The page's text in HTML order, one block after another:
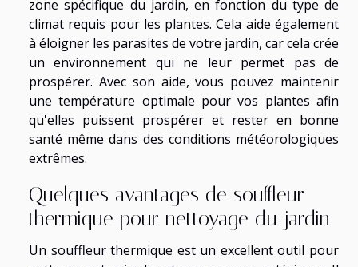
zone spécifique du jardin, en fonction du type de
climat requis pour les plantes. Cela aide également
à éloigner les parasites de votre jardin, car cela crée
un environnement qui ne leur permet pas de
prospérer. Avec son aide, vous pouvez maintenir
une température optimale pour vos plantes afin
qu'elles puissent prospérer et rester en bonne
santé même dans des conditions météorologiques
extrêmes.
Quelques avantages de souffleur
thermique pour nettoyage du jardin
Un souffleur thermique est un excellent outil pour